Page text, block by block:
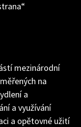
mezinárodní
na
a
a využívání
a opětovné užití